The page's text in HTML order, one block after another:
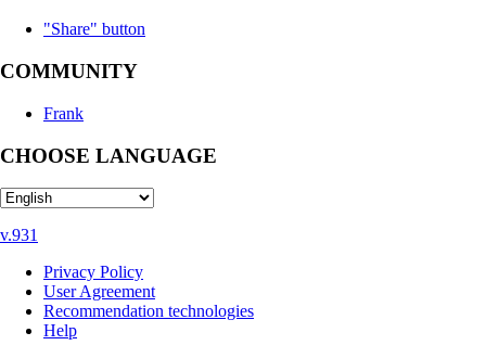
"Share" button
COMMUNITY
Frank
CHOOSE LANGUAGE
v.931
Privacy Policy
User Agreement
Recommendation technologies
Help